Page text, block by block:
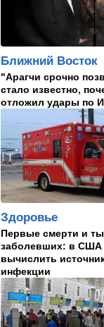
Заложники
могут
14:09 Мнения
Несколько
воем
13:35 В мире
Полное
Израиля:
редким
12:40 В мире
Этна
Сицилия
12:30 В мире
Российский
Германии
Ближний Восток
"Арагчи срочно
стало известно,
отложил удары по
Здоровье
Первые смерти и
заболевших: в США
вычислить
инфекции